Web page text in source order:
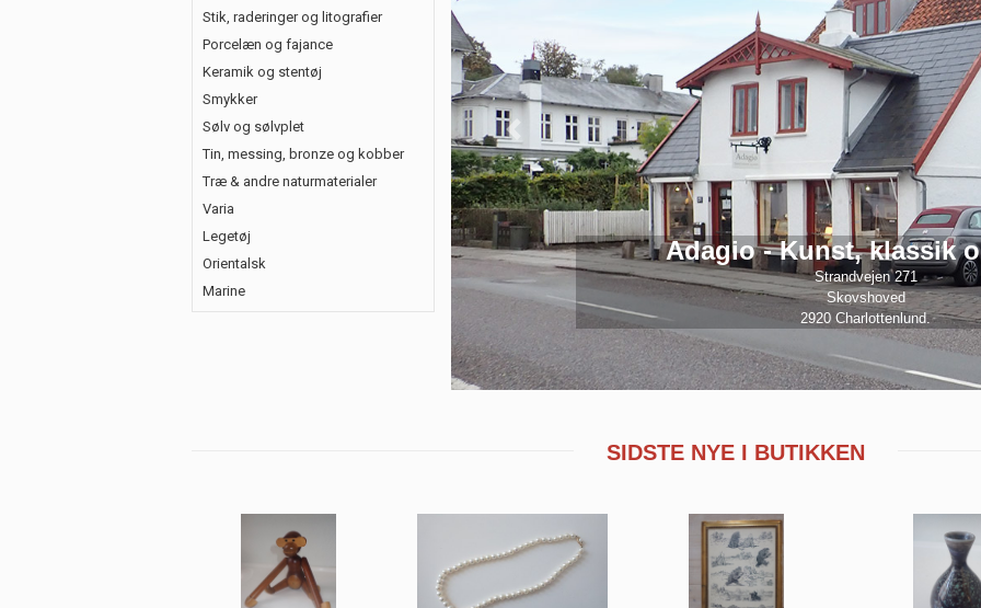
Adagio - Kunst, klassik og antik
Strandvejen 271
Previous
Stik, raderinger og litografier
Porcelæn og fajance
Keramik og stentøj
Smykker
Sølv og sølvplet
Tin, messing, bronze og kobber
Træ & andre naturmaterialer
Varia
Legetøj
Orientalsk
Marine
SIDSTE NYE I BUTIKKEN